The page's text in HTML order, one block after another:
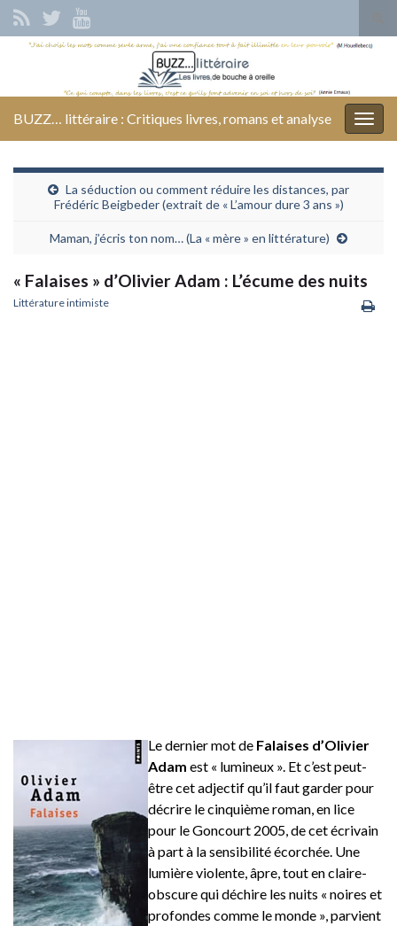
Search for:
BUZZ… littéraire : Critiques livres, romans et analyse
La séduction ou comment réduire les distances, par
Frédéric Beigbeder (extrait de « L’amour dure 3 ans »)
Maman, j’écris ton nom… (La « mère » en littérature)
« Falaises » d’Olivier Adam : L’écume des nuits
Littérature intimiste
Le dernier mot de Falaises d’Olivier
Adam est « lumineux ». Et c’est peut-
être cet adjectif qu’il faut garder pour
décrire le cinquième roman, en lice
pour le Goncourt 2005, de cet écrivain
à part à la sensibilité écorchée. Une
lumière violente, âpre, tout en claire-
obscure qui déchire les nuits « noires et
profondes comme le monde », parvient